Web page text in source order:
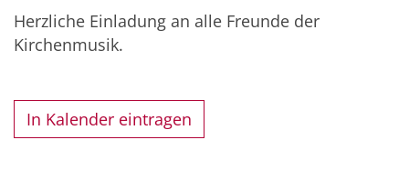
Herzliche Einladung an alle Freunde der
Kirchenmusik.
In Kalender eintragen